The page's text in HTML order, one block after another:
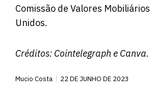
Comissão de Valores
Unidos.
Créditos: Cointelegraph e Canva.
Mucio Costa 22 DE JUNHO DE 2023